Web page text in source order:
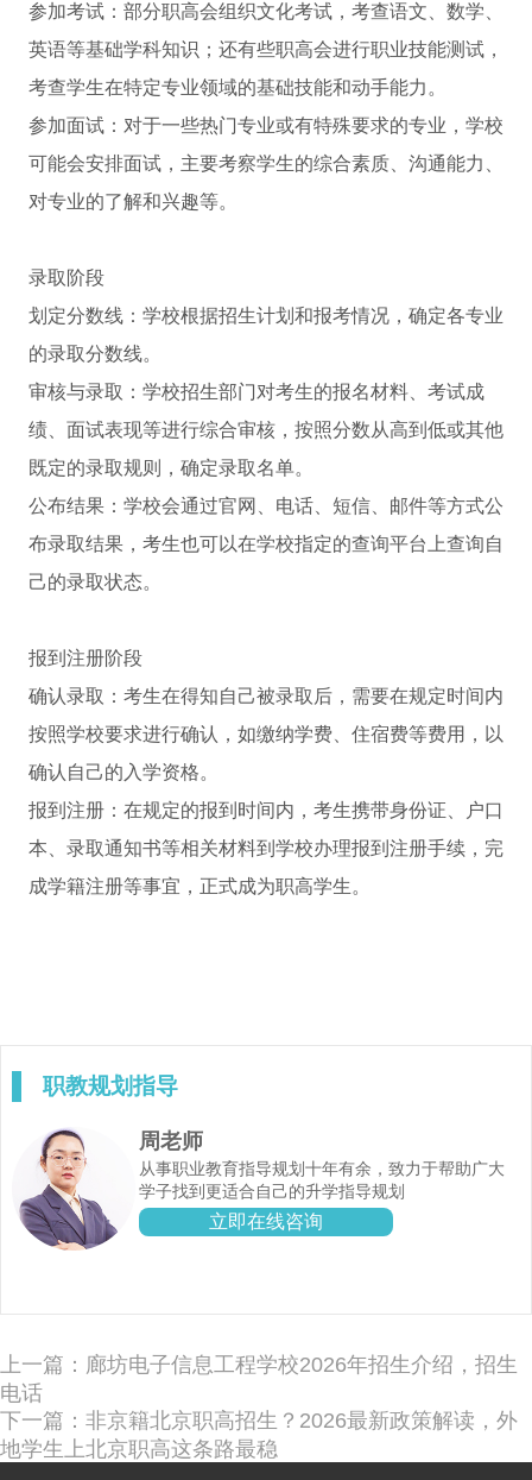
参加考试：部分职高会组织文化考试，考查语文、数学、
英语等基础学科知识；还有些职高会进行职业技能测试，
考查学生在特定专业领域的基础技能和动手能力。
参加面试：对于一些热门专业或有特殊要求的专业，学校
可能会安排面试，主要考察学生的综合素质、沟通能力、
对专业的了解和兴趣等。
录取阶段
划定分数线：学校根据招生计划和报考情况，确定各专业
的录取分数线。
审核与录取：学校招生部门对考生的报名材料、考试成
绩、面试表现等进行综合审核，按照分数从高到低或其他
既定的录取规则，确定录取名单。
公布结果：学校会通过官网、电话、短信、邮件等方式公
布录取结果，考生也可以在学校指定的查询平台上查询自
己的录取状态。
报到注册阶段
确认录取：考生在得知自己被录取后，需要在规定时间内
按照学校要求进行确认，如缴纳学费、住宿费等费用，以
确认自己的入学资格。
报到注册：在规定的报到时间内，考生携带身份证、户口
本、录取通知书等相关材料到学校办理报到注册手续，完
成学籍注册等事宜，正式成为职高学生。
职教规划指导
周老师
从事职业教育指导规划十年有余，致力于帮助广大
学子找到更适合自己的升学指导规划
立即在线咨询
上一篇：廊坊电子信息工程学校2026年招生介绍，招生
电话
下一篇：非京籍北京职高招生？2026最新政策解读，外
地学生上北京职高这条路最稳